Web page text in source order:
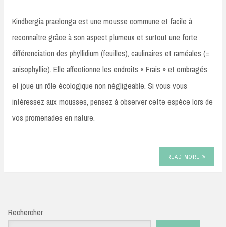
Kindbergia praelonga est une mousse commune et facile à
reconnaître grâce à son aspect plumeux et surtout une forte
différenciation des phyllidium (feuilles), caulinaires et raméales (=
anisophyllie). Elle affectionne les endroits « Frais » et ombragés
et joue un rôle écologique non négligeable. Si vous vous
intéressez aux mousses, pensez à observer cette espèce lors de
vos promenades en nature.
READ MORE
Rechercher